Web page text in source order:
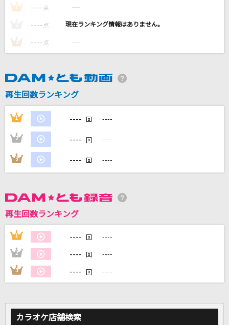
旅路
藤井 風
DAMの新曲・ランキングなど
カラオケ最新情報をチェック！
カラオケをもっと楽しもう！
家族や友達と一緒に！練習にも！
1 ---- 点 ----
---- 点 ----
3 ---- 点 ----
再生回数ランキング
1 ---- 回 ----
2 ---- 回 ----
3 ---- 回 ----
再生回数ランキング
1 ---- 回 ----
2 ---- 回 ----
3 ---- 回 ----
カラオケ店舗検索